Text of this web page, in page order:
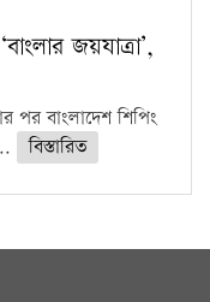
জয়যাত্রা’,
পর বাংলাদেশ শিপিং
বিস্তারিত